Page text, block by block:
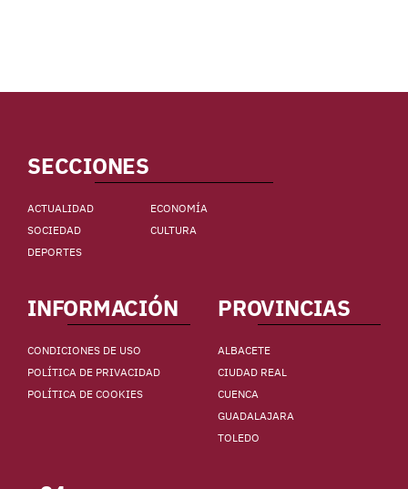
SECCIONES
ACTUALIDAD
ECONOMÍA
SOCIEDAD
CULTURA
DEPORTES
INFORMACIÓN
CONDICIONES DE USO
POLÍTICA DE PRIVACIDAD
POLÍTICA DE COOKIES
PROVINCIAS
ALBACETE
CIUDAD REAL
CUENCA
GUADALAJARA
TOLEDO